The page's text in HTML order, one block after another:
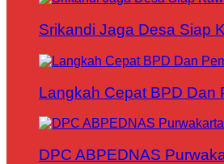
Srikandi Jaga Desa Siap
Langkah Cepat BPD Dan
DPC ABPEDNAS